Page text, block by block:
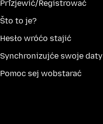
Přizjewić/Registrować
Što to je?
Hesło wróćo stajić
Synchronizujće swoje daty
Pomoc sej wobstarać